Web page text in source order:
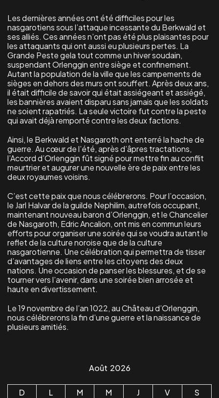
Les dernières années ont été difficiles pour les
nasgarotiens sous l’attaque incessante du Berkwald et
ses alliés. Ces années n’ont pas été plus plaisantes pour
les attaquants qui ont aussi eu plusieurs pertes. La
Grande Peste gela tout comme un hiver soudain,
suspendant Orlenggin entre siège et confinement.
Autant la population de la ville que les campements de
sièges en dehors des murs ont souffert. Après deux ans,
il était difficile de savoir qui était assiégeant et assiégé,
les bannières avaient disparu sans jamais que les soldats
ne soient rapatriés. La seule victoire fut contre la peste
qui avait déjà remporté contre les deux factions.
Ainsi, le Berkwald et Nasgaroth ont enterré la hache de
guerre. Au cœur de l’été, après d’âpres tractations,
l’Accord d’Orlenggin fût signé pour mettre fin au conflit
meurtrier et augurer une nouvelle ère de paix entre les
deux royaumes voisins.
C’est cette paix que nous célébrerons. Pour l’occasion,
le Jarl Halvar de la guilde Nephilim, autrefois occupant,
maintenant nouveau baron d’Orlenggin, et le Chancelier
de Nasgaroth, Edric Ancalion, ont mis en commun leurs
efforts pour organiser une soirée qui se voudra autant le
reflet de la culture noroise que de la culture
nasgarotienne. Une célébration qui permettra de tisser
d’avantages de liens entre les citoyens des deux
nations. Une occasion de panser les blessures, et de se
tourner vers l’avenir, dans une soirée bien arrosée et
haute en divertissement.
Le 19 novembre de l’an 1022, au Château d’Orlenggin,
nous célébrerons la fin d’une guerre et la naissance de
plusieurs amitiés.
Août 2026
D L M M J V S